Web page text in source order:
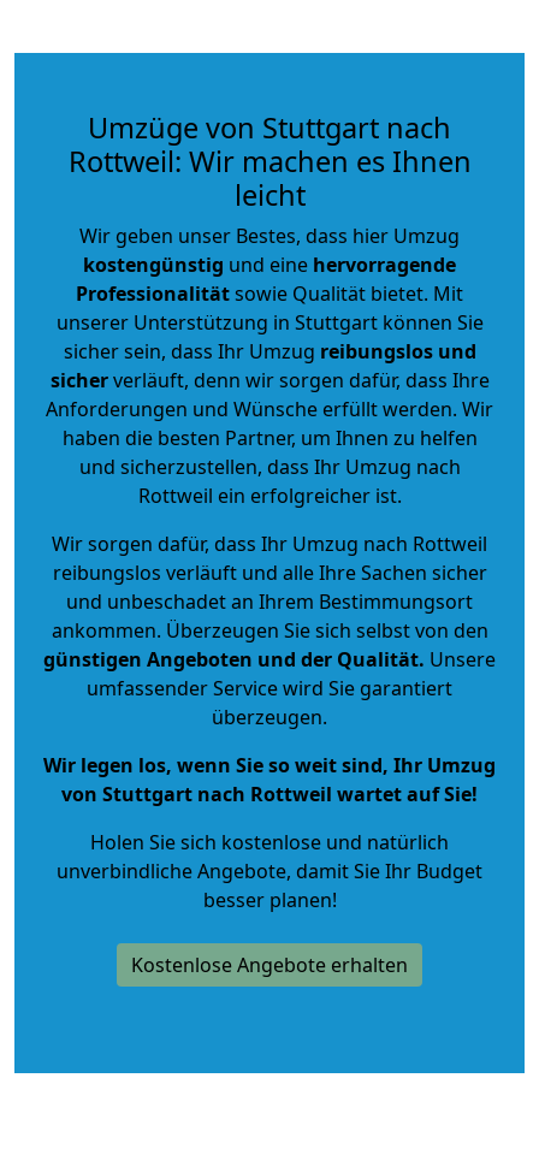
Umzüge von Stuttgart nach
Rottweil: Wir machen es Ihnen
leicht
Wir geben unser Bestes, dass hier Umzug
kostengünstig und eine hervorragende
Professionalitätsowie Qualität bietet. Mit
unserer Unterstützung in Stuttgart können Sie
sicher sein, dass Ihr Umzug reibungslos und
sicherverläuft, denn wir sorgen dafür, dass Ihre
Anforderungen und Wünsche erfüllt werden. Wir
haben die besten Partner, um Ihnen zu helfen
und sicherzustellen, dass Ihr Umzug nach
Rottweil ein erfolgreicher ist.
Wir sorgen dafür, dass Ihr Umzug nach Rottweil
reibungslos verläuft und alle Ihre Sachen sicher
und unbeschadet an Ihrem Bestimmungsort
ankommen. Überzeugen Sie sich selbst von den
günstigen Angeboten und der Qualität. Unsere
umfassender Service wird Sie garantiert
überzeugen.
Wir legen los, wenn Sie so weit sind, Ihr Umzug
von Stuttgart nach Rottweil wartet auf Sie!
Holen Sie sich kostenlose und natürlich
unverbindliche Angebote, damit Sie Ihr Budget
besser planen!
Kostenlose Angebote erhalten